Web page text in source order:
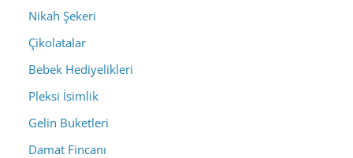
Nikah Şekeri
Çikolatalar
Bebek Hediyelikleri
Pleksi İsimlik
Gelin Buketleri
Damat Fincanı